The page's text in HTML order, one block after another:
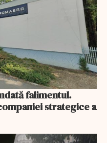
falimentul.
strategice a